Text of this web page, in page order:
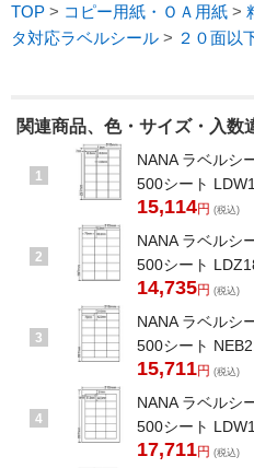
TOP > コピー用紙・ＯＡ用紙 >
タ対応ラベルシール > ２０面以
関連商品、色・サイズ・入数
1
NANA ラベルシ
500シート
15,114円 (税込)
2
NANA ラベルシ
500シート
14,735円 (税込)
3
NANA ラベルシ
500シート
15,711円 (税込)
4
NANA ラベルシ
500シート
17,711円 (税込)